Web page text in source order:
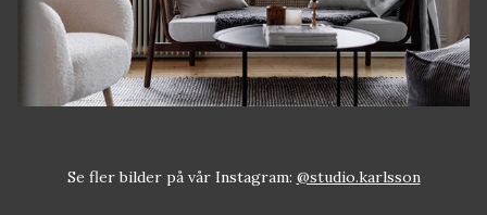
Se fler bilder på vår Instagram: @studio.karlsson